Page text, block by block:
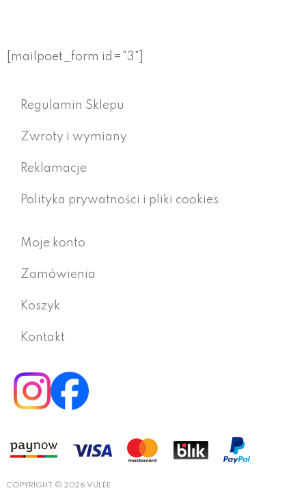
[mailpoet_form id="3"]
Regulamin Sklepu
Zwroty i wymiany
Reklamacje
Polityka prywatności i pliki cookies
Moje konto
Zamówienia
Koszyk
Kontakt
COPYRIGHT © 2026 VULÉE